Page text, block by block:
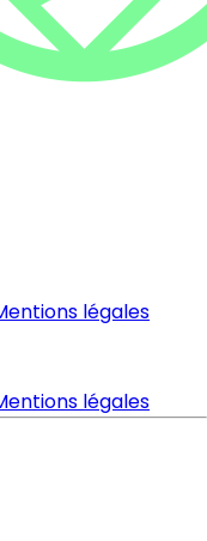
légales
légales